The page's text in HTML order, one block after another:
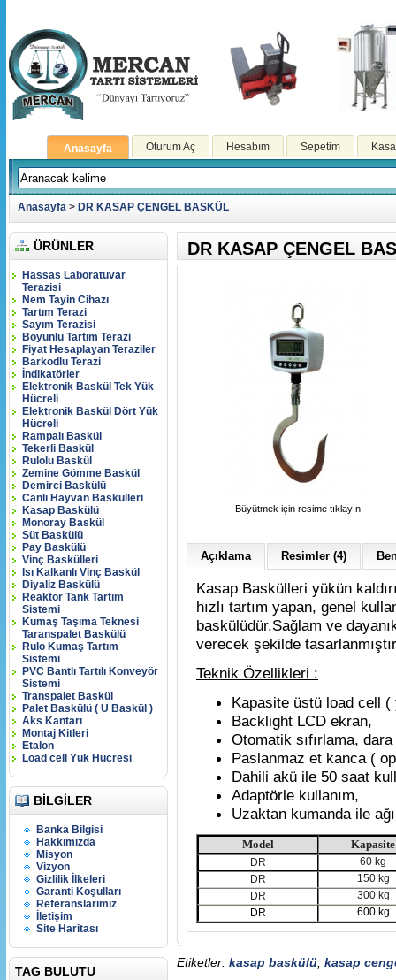
Anasayfa Oturum Aç Hesabım Sepetim
Anasayfa > DR KASAP ÇENGEL BASKÜL
ÜRÜNLER
Hassas Laboratuvar
Terazisi
Nem Tayin Cihazı
Tartım Terazi
Sayım Terazisi
Boyunlu Tartım Terazi
Fiyat Hesaplayan Teraziler
Barkodlu Terazi
İndikatörler
Elektronik Baskül Tek Yük
Hücreli
Elektronik Baskül Dört Yük
Hücreli
Rampalı Baskül
Tekerli Baskül
Rulolu Baskül
Zemine Gömme Baskül
Demirci Baskülü
Canlı Hayvan Baskülleri
Kasap Baskülü
Monoray Baskül
Süt Baskülü
Pay Baskülü
Vinç Baskülleri
Isı Kalkanlı Vinç Baskül
Diyaliz Baskülü
Reaktör Tank Tartım
Sistemi
Kumaş Taşıma Teknesi
Taranspalet Baskülü
Rulo Kumaş Tartım
Sistemi
PVC Bantlı Tartılı Konveyör
Sistemi
Transpalet Baskül
Palet Baskülü ( U Baskül )
Aks Kantarı
Montaj Kitleri
Etalon
Load cell Yük Hücresi
BILGILER
Banka Bilgisi
Hakkımızda
Misyon
Vizyon
Gizlilik İlkeleri
Garanti Koşulları
Referanslarımız
İletişim
Site Haritası
TAG BULUTU
DR KASAP ÇENGEL
Büyütmek için resime tıklayın
Açıklama Resimler (4)
Kasap Baskülleri yükün
hızlı tartım yapan, genel
baskülüdür.Sağlam ve
verecek şekilde
Teknik Özellikleri :
Kapasite üstü load cell
Backlight LCD ekran,
Otomatik sıfırlama,
Paslanmaz et kanca (
Dahili akü ile 50 saat
Adaptörle kullanım,
Uzaktan kumanda ile
Model Kapasite
DR
60 kg
DR
150 kg
DR
300 kg
DR
600 kg
Etiketler: kasap baskülü kasap